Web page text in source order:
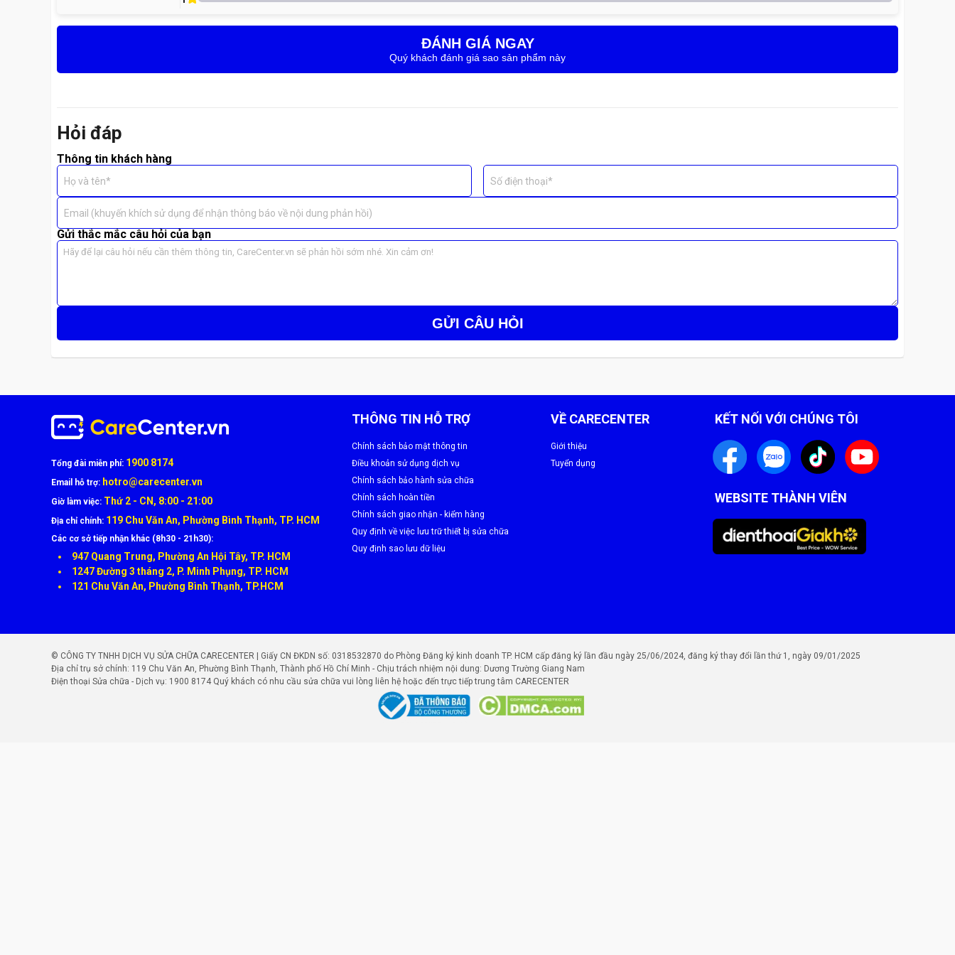
ĐÁNH GIÁ NGAY
Quý khách đánh giá sao sản phẩm này
Hỏi đáp
Thông tin khách hàng
Họ và tên* Số điện thoại*
Email (khuyến khích sử dụng để nhận thông báo về nội dung phản hồi)
Gửi thắc mắc câu hỏi của bạn
GỬI CÂU HỎI
Tổng đài miễn phí: 1900 8174
Email hỗ trợ: hotro@carecenter.vn
Giờ làm việc: Thứ 2 - CN, 8:00 - 21:00
Địa chỉ chính: 119 Chu Văn An, Phường Bình Thạnh, TP. HCM
Các cơ sở tiếp nhận khác (8h30 - 21h30):
947 Quang Trung, Phường An Hội Tây, TP. HCM
1247 Đường 3 tháng 2, P. Minh Phụng, TP. HCM
121 Chu Văn An, Phường Bình Thạnh, TP.HCM
THÔNG TIN HỖ TRỢ
Chính sách bảo mật thông tin
Điều khoản sử dụng dịch vụ
Chính sách bảo hành sửa chữa
Chính sách hoàn tiền
Chính sách giao nhận - kiểm hàng
Quy định về việc lưu trữ thiết bị sửa chữa
Quy định sao lưu dữ liệu
VỀ CARECENTER
Giới thiệu
Tuyển dụng
KẾT NỐI VỚI CHÚNG TÔI
WEBSITE THÀNH VIÊN
© CÔNG TY TNHH DỊCH VỤ SỬA CHỮA CARECENTER | Giấy CN ĐKDN số: 0318532870 do Phòng Đăng ký kinh doanh TP. HCM cấp đăng ký lần đầu ngày 25/06/2024, đăng ký thay đổi lần thứ 1, ngày 09/01/2025
Địa chỉ trụ sở chính: 119 Chu Văn An, Phường Bình Thạnh, Thành phố Hồ Chí Minh - Chịu trách nhiệm nội dung: Dương Trường Giang Nam
Điện thoại Sửa chữa - Dịch vụ: 1900 8174 Quý khách có nhu cầu sửa chữa vui lòng liên hệ hoặc đến trực tiếp trung tâm CARECENTER